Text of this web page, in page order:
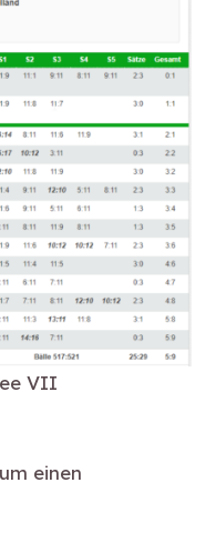
VII
einen